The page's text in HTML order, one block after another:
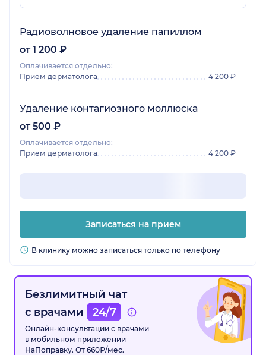
Радиоволновое удаление папиллом
от 1 200 ₽
Оплачивается отдельно:
Прием дерматолога
4 200 ₽
Удаление контагиозного моллюска
от 500 ₽
Оплачивается отдельно:
Прием дерматолога
4 200 ₽
Записаться на прием
В клинику можно записаться только по телефону
Безлимитный чат
с врачами
24/7
Онлайн-консультации с врачами
в мобильном приложении
НаПоправку. От 660₽/мес.